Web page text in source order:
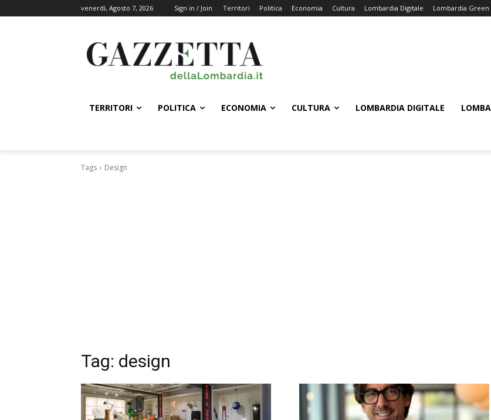
venerdì, Agosto 7, 2026 Sign in / Join Territori Politica Economia Cultura Lombardia Digitale Lombardia Green
TERRITORI POLITICA ECONOMIA CULTURA LOMBARDIA DIGITALE
Tags Design
Tag: design